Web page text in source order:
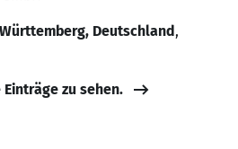
Deutschland,
zu sehen.